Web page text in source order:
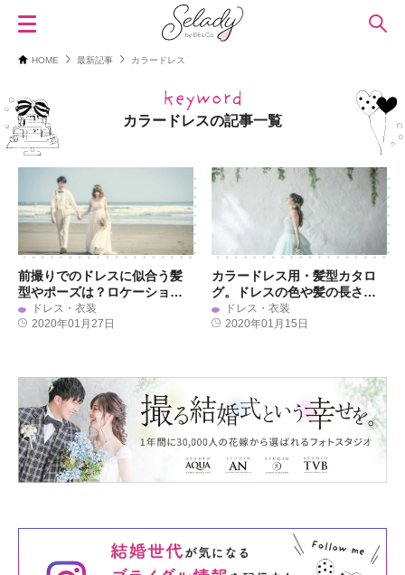
HOME 最新記事 カラードレス
カラードレスの記事一覧
前撮りでのドレスに似合う髪
型やポーズは？ロケーション
は、どこがおすすめ？
ドレス・衣装
2020年01月27日
カラードレス用・髪型カタロ
グ。ドレスの色や髪の長さに
合わせて選ぼう
ドレス・衣装
2020年01月15日